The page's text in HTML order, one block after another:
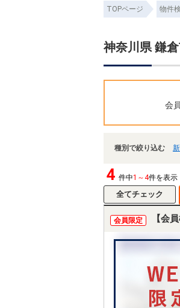
TOPページ 物件
神奈川県 鎌
会
種別で絞り込む
4 件中1～4件を表示
会員限定 【会